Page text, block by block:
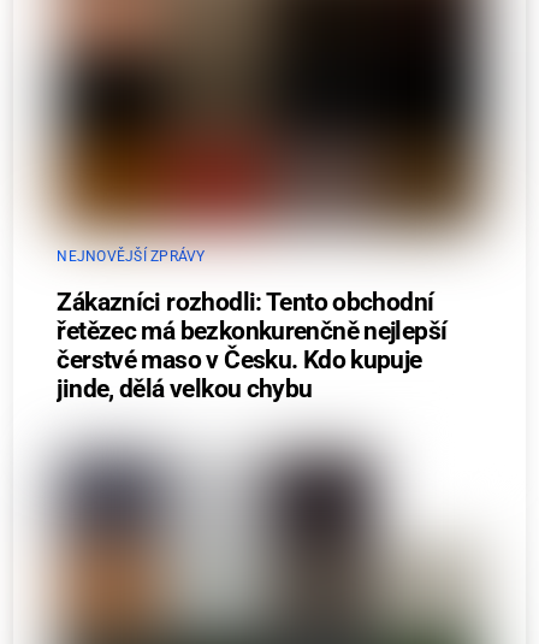
NEJNOVĚJŠÍ ZPRÁVY
Zákazníci rozhodli: Tento obchodní
řetězec má bezkonkurenčně nejlepší
čerstvé maso v Česku. Kdo kupuje
jinde, dělá velkou chybu